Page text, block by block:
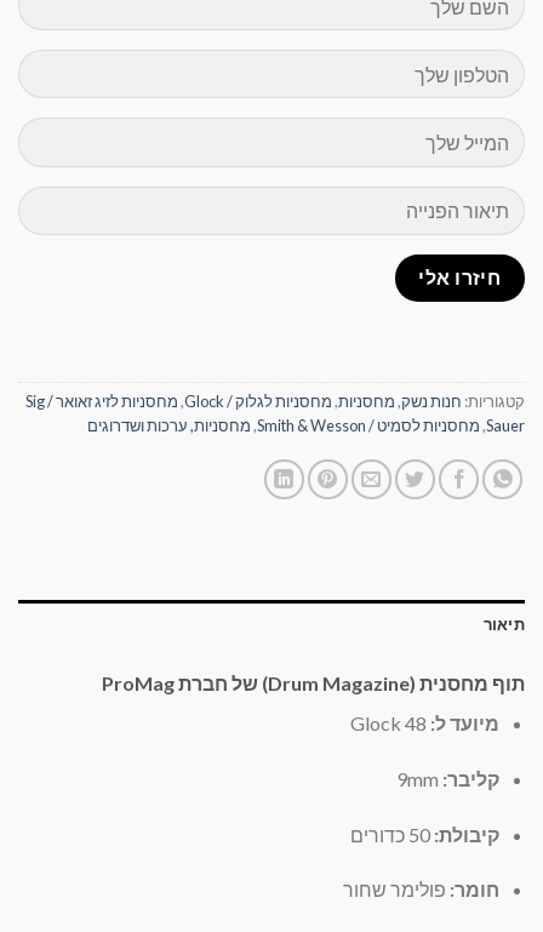
קטגוריות: חנות נשק,מחסניות,מחסניות לגלוק / Glock ,
מחסניות לזיג זאואר / Sig
Sauer
,מחסניות לסמיט / Smith & Wesson ,מחסניות, ערכות ושדרוגים
תיאור
תוף מחסנית (Drum Magazine) של חברת ProMag
מיועד ל:
קליבר:
קיבולת:
חומר: פולימר שחור